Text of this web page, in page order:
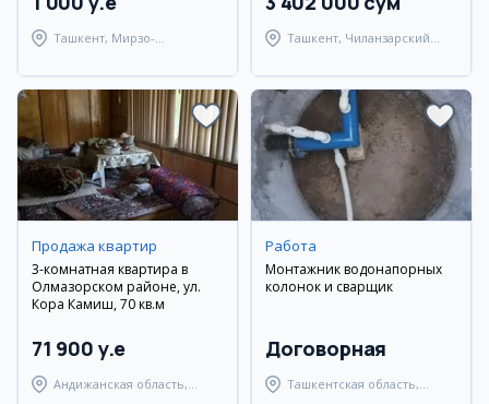
Ташкент, Мирзо-
Ташкент, Чиланзарский
Продажа квартир
3-комнатная квартира в
Олмазорском районе, ул.
Кора Камиш, 70 кв.м
71 900 y.e
Андижанская область,
Работа
Монтажник водонапорных
колонок и сварщик
Договорная
Ташкентская область,